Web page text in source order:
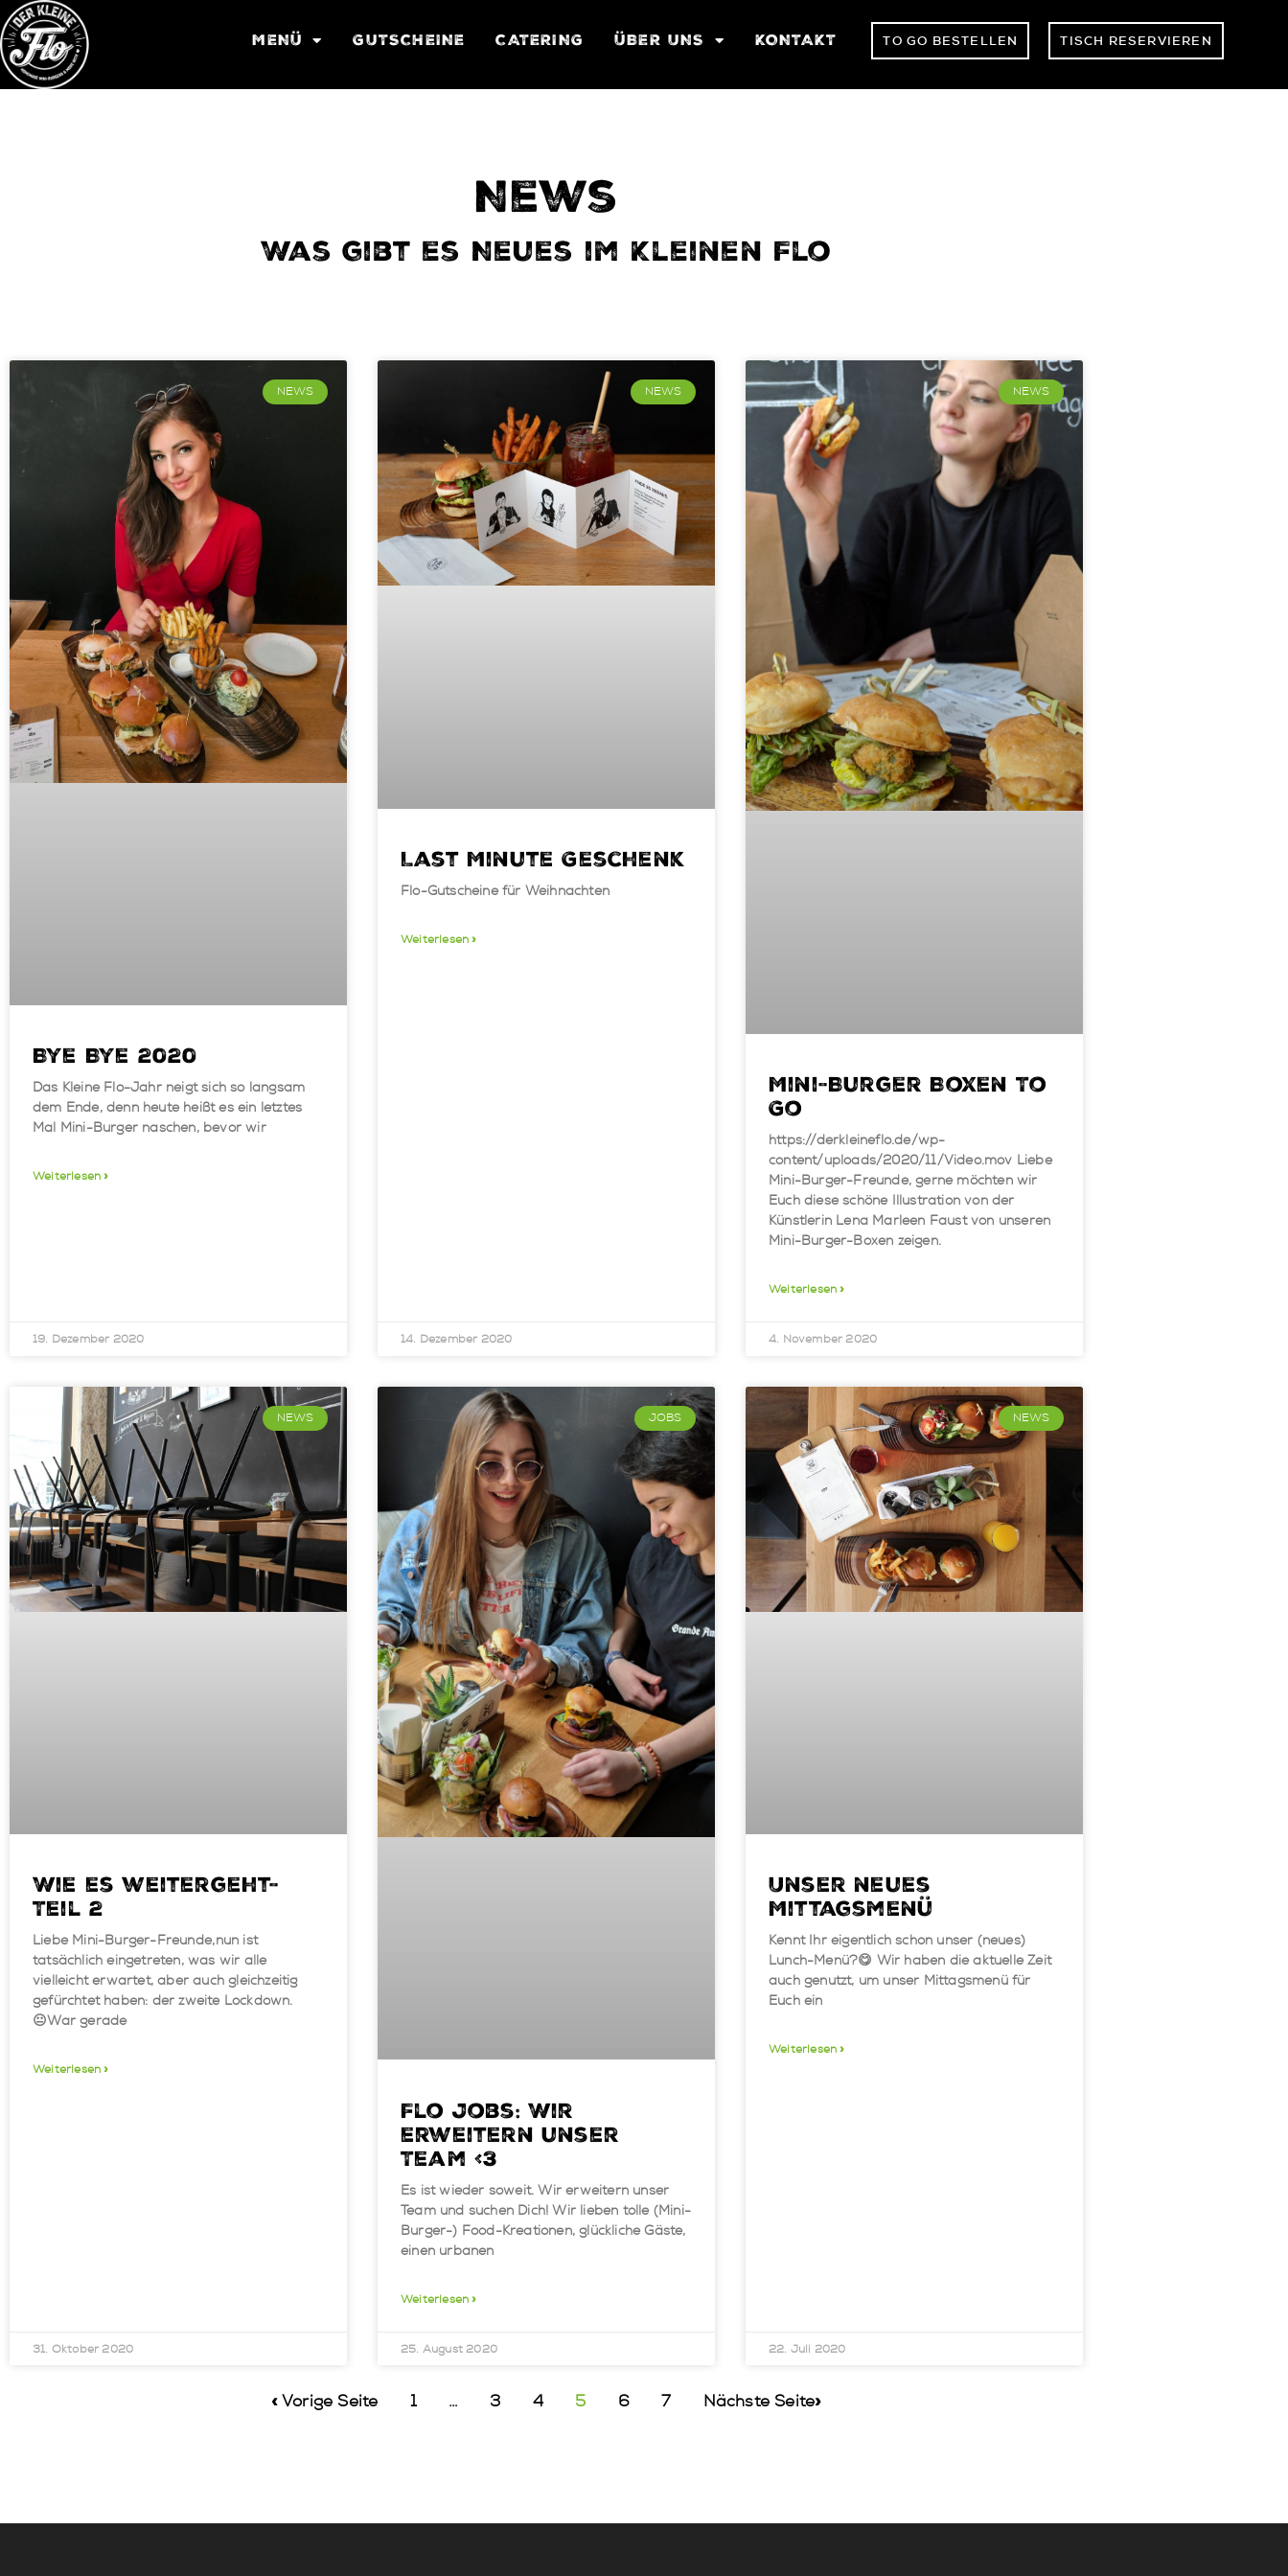
MENÜ GUTSCHEINE CATERING ÜBER UNS KONTAKT TO GO BESTELLEN TISCH RESERVIEREN
News
Was gibt es Neues im Kleinen Flo
NEWS
Bye Bye 2020
Das Kleine Flo-Jahr neigt sich so langsam
dem Ende, denn heute heißt es ein letztes
Mal Mini-Burger naschen, bevor wir
Weiterlesen »
19. Dezember 2020
NEWS
Last Minute Geschenk
Flo-Gutscheine für Weihnachten
Weiterlesen »
14. Dezember 2020
NEWS
Mini-Burger Boxen To
Go
https://derkleineflo.de/wp-
content/uploads/2020/11/Video.mov Liebe
Mini-Burger-Freunde, gerne möchten wir
Euch diese schöne Illustration von der
Künstlerin Lena Marleen Faust von unseren
Mini-Burger-Boxen zeigen.
Weiterlesen »
4. November 2020
NEWS
Wie es weitergeht-
Teil 2
Liebe Mini-Burger-Freunde,⁠⁠nun ist
tatsächlich eingetreten, was wir alle
vielleicht erwartet, aber auch gleichzeitig
gefürchtet haben: der zweite Lockdown.
😐⁠War gerade
Weiterlesen »
31. Oktober 2020
JOBS
Flo Jobs: Wir
erweitern unser
Team <3
Es ist wieder soweit. Wir erweitern unser
Team und suchen Dich! Wir lieben tolle (Mini-
Burger-) Food-Kreationen, glückliche Gäste,
einen urbanen
Weiterlesen »
25. August 2020
NEWS
Unser neues
Mittagsmenü
Kennt Ihr eigentlich schon unser (neues)
Lunch-Menü?😋 Wir haben die aktuelle Zeit
auch genutzt, um unser Mittagsmenü für
Euch ein
Weiterlesen »
22. Juli 2020
« Vorige Seite 1 … 3 4 5 6 7 Nächste Seite»